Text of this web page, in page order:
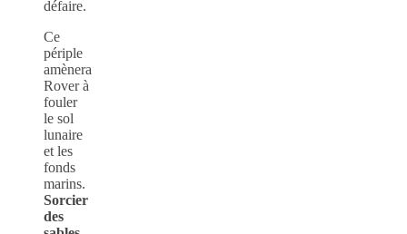
défaire.
Ce
périple
amènera
Rover à
fouler
le sol
lunaire
et les
fonds
marins.
Sorcier
des